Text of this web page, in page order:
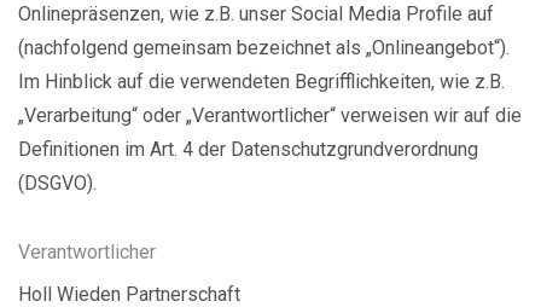
Onlinepräsenzen, wie z.B. unser Social Media Profile auf
(nachfolgend gemeinsam bezeichnet als „Onlineangebot“).
Im Hinblick auf die verwendeten Begrifflichkeiten, wie z.B.
„Verarbeitung“ oder „Verantwortlicher“ verweisen wir auf die
Definitionen im Art. 4 der Datenschutzgrundverordnung
(DSGVO).
Verantwortlicher
Holl Wieden Partnerschaft